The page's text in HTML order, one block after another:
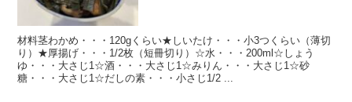
材料茎わかめ・・・120gくらい★しいたけ・・・小3つくらい（薄切
り）★厚揚げ・・・1/2枚（短冊切り）☆水・・・200ml☆しょう
ゆ・・・大さじ1☆酒・・・大さじ1☆みりん・・・大さじ1☆砂
糖・・・大さじ1☆だしの素・・・小さじ1/2 ...